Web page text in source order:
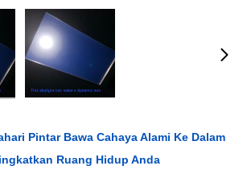
Pintar Bawa Cahaya Alami Ke Dalam
Ruang Hidup Anda